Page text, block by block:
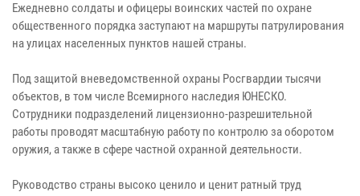
Ежедневно солдаты и офицеры воинских частей по охране
общественного порядка заступают на маршруты патрулирования
на улицах населенных пунктов нашей страны.
Под защитой вневедомственной охраны Росгвардии тысячи
объектов, в том числе Всемирного наследия ЮНЕСКО.
Сотрудники подразделений лицензионно-разрешительной
работы проводят масштабную работу по контролю за оборотом
оружия, а также в сфере частной охранной деятельности.
Руководство страны высоко ценило и ценит ратный труд